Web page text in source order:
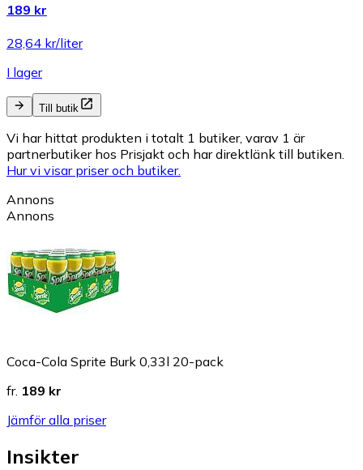
189 kr
28,64 kr/liter
I lager
Till butik
Vi har hittat produkten i totalt 1 butiker, varav 1 är
partnerbutiker hos Prisjakt och har direktlänk till butiken.
Hur vi visar priser och butiker.
Annons
Annons
Coca-Cola Sprite Burk 0,33l 20-pack
fr. 189 kr
Jämför alla priser
Insikter